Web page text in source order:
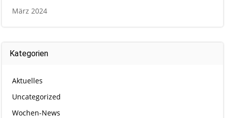
März 2024
Kategorien
Aktuelles
Uncategorized
Wochen-News